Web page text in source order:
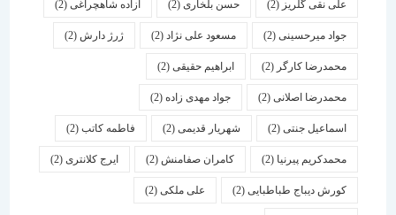
علی نقی گلریز(2) حسن بلخاری(2) آزاده شاهچراغی(2)
جواد میرحسینی(2) مسعود علی نژاد(2) ژرژ دارش (2)
محمدرضا کارگر(2) ابراهیم حقیقی(2)
محمدرضا اصلانی(2) جواد مهدی زاده(2)
اسماعیل جنتی(2) شهریار قدیمی(2) فاطمه کاتب(2)
محمدکریم پیرنیا (2) کامران صفامنش(2) ایرج کلانتری (2)
کورش دیباج طباطبایی(2) علی ملکی(2)